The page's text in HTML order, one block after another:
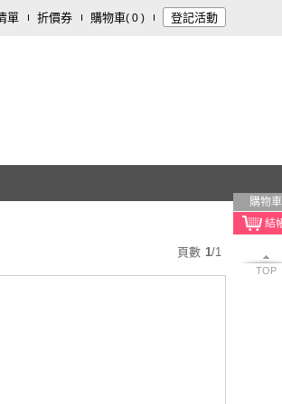
單 折價券 購物車( 0 ) 登記活動
購物車
TOP
頁數 1/1